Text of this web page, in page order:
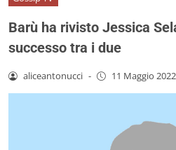
Barù ha rivisto Jessica
successo tra i due
aliceantonucci - 11 Maggio 2022